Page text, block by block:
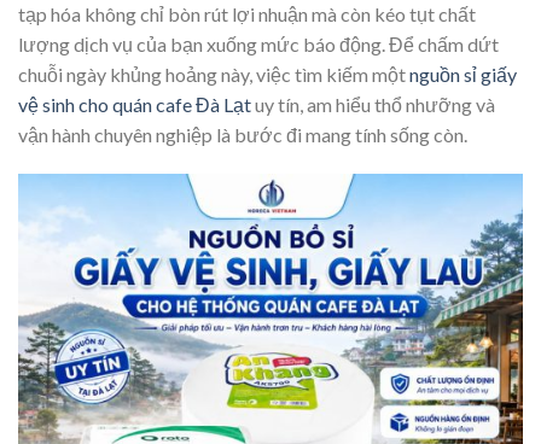
tạp hóa không chỉ bòn rút lợi nhuận mà còn kéo tụt chất
lượng dịch vụ của bạn xuống mức báo động. Để chấm dứt
chuỗi ngày khủng hoảng này, việc tìm kiếm mộtnguồn sỉ giấy
vệ sinh cho quán cafe Đà Lạtuy tín, am hiểu thổ nhưỡng và
vận hành chuyên nghiệp là bước đi mang tính sống còn.